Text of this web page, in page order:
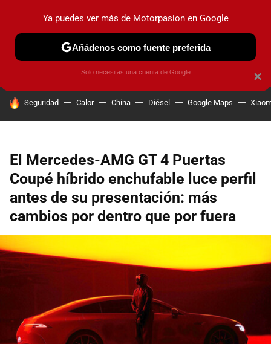
PRUEBAS COCHES ELÉCTRICOS OBSERVATORIO
HOY SE HABLA DE
Seguridad Calor China Diésel Google Maps
El Mercedes-AMG GT 4 Puertas
Coupé híbrido enchufable luce perfil
antes de su presentación: más
cambios por dentro que por fuera
×
Ya puedes ver más de Motorpasion en Google
Añádenos como fuente preferida
Solo necesitas una cuenta de Google